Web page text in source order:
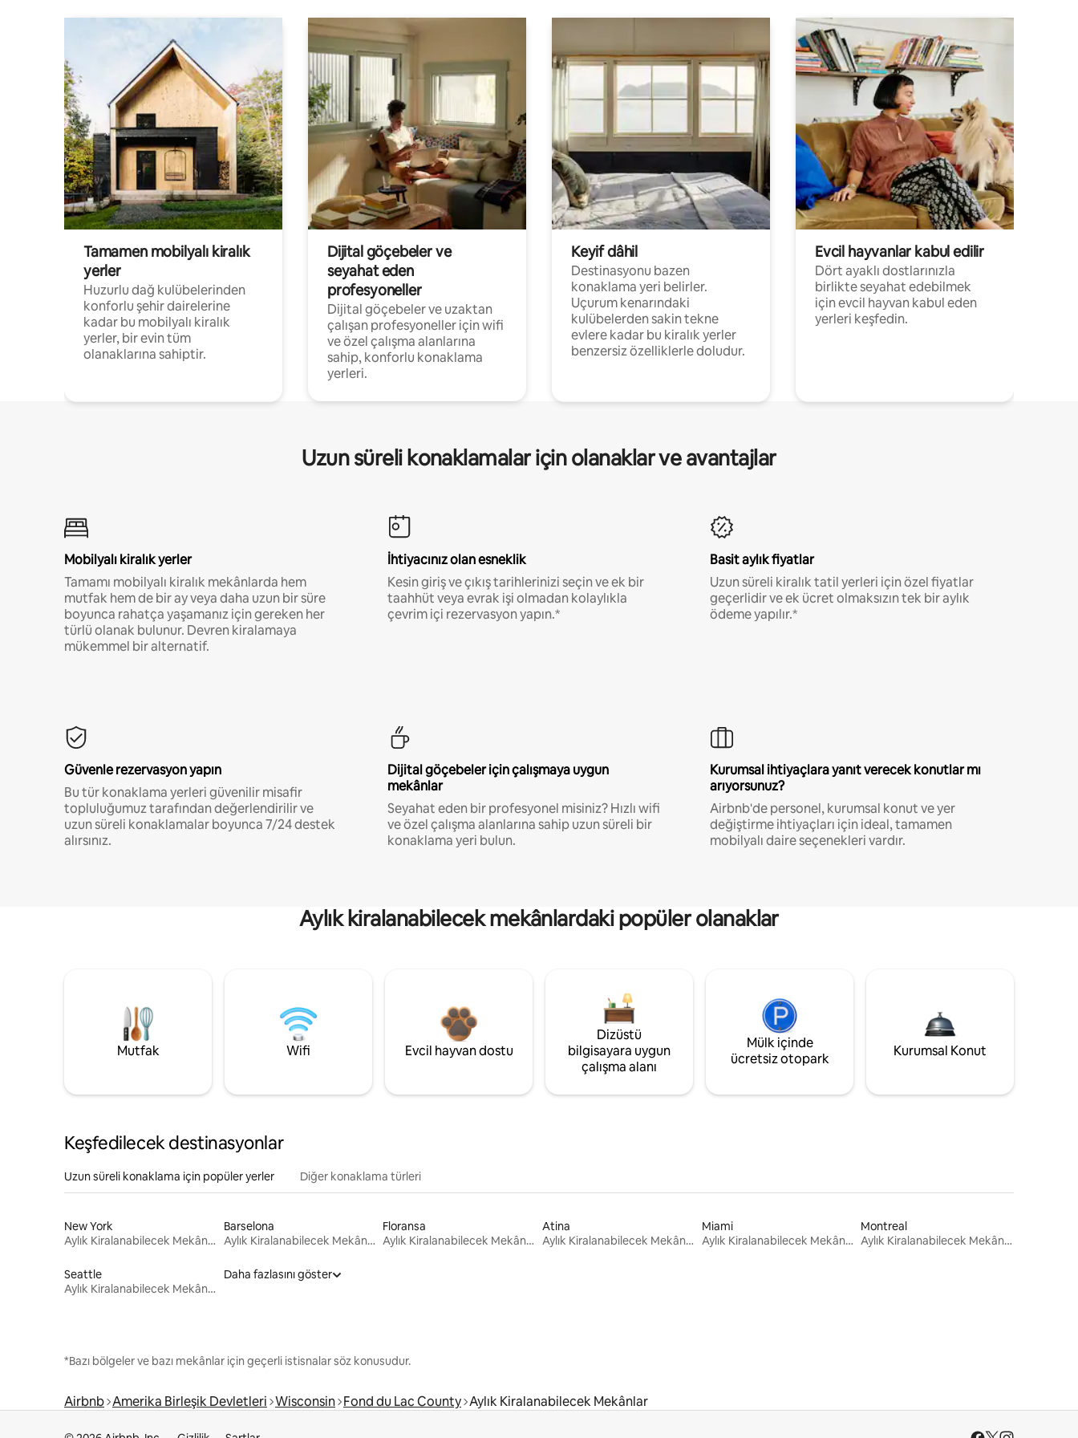
Tamamen mobilyalı kiralık
yerler
Huzurlu dağ kulübelerinden
konforlu şehir dairelerine
kadar bu mobilyalı kiralık
yerler, bir evin tüm
olanaklarına sahiptir.
Dijital göçebeler ve
seyahat eden
profesyoneller
Dijital göçebeler ve uzaktan
çalışan profesyoneller için wifi
ve özel çalışma alanlarına
sahip, konforlu konaklama
yerleri.
Keyif dâhil
Destinasyonu bazen
konaklama yeri belirler.
Uçurum kenarındaki
kulübelerden sakin tekne
evlere kadar bu kiralık yerler
benzersiz özelliklerle doludur.
Evcil hayvanlar kabul edilir
Dört ayaklı dostlarınızla
birlikte seyahat edebilmek
için evcil hayvan kabul eden
yerleri keşfedin.
Uzun süreli konaklamalar için olanaklar ve avantajlar
Mobilyalı kiralık yerler
Tamamı mobilyalı kiralık mekânlarda hem
mutfak hem de bir ay veya daha uzun bir süre
boyunca rahatça yaşamanız için gereken her
türlü olanak bulunur. Devren kiralamaya
mükemmel bir alternatif.
İhtiyacınız olan esneklik
Kesin giriş ve çıkış tarihlerinizi seçin ve ek bir
taahhüt veya evrak işi olmadan kolaylıkla
çevrim içi rezervasyon yapın.*
Basit aylık fiyatlar
Uzun süreli kiralık tatil yerleri için özel fiyatlar
geçerlidir ve ek ücret olmaksızın tek bir aylık
ödeme yapılır.*
Güvenle rezervasyon yapın
Bu tür konaklama yerleri güvenilir misafir
topluluğumuz tarafından değerlendirilir ve
uzun süreli konaklamalar boyunca 7/24 destek
alırsınız.
Dijital göçebeler için çalışmaya uygun
mekânlar
Seyahat eden bir profesyonel misiniz? Hızlı wifi
ve özel çalışma alanlarına sahip uzun süreli bir
konaklama yeri bulun.
Kurumsal ihtiyaçlara yanıt verecek konutlar mı
arıyorsunuz?
Airbnb'de personel, kurumsal konut ve yer
değiştirme ihtiyaçları için ideal, tamamen
mobilyalı daire seçenekleri vardır.
Aylık kiralanabilecek mekânlardaki popüler olanaklar
Mutfak Wifi Evcil hayvan dostu
Dizüstü
bilgisayara uygun
çalışma alanı
Mülk içinde
ücretsiz otopark
Kurumsal Konut
Keşfedilecek destinasyonlar
Uzun süreli konaklama için popüler yerler Diğer konaklama türleri
New York
Aylık Kiralanabilecek Mekânlar
Barselona
Aylık Kiralanabilecek Mekânlar
Floransa
Aylık Kiralanabilecek Mekânlar
Atina
Aylık Kiralanabilecek Mekânlar
Miami
Aylık Kiralanabilecek Mekânlar
Montreal
Aylık Kiralanabilecek Mekânlar
Seattle
Aylık Kiralanabilecek Mekânlar
Daha fazlasını göster
*Bazı bölgeler ve bazı mekânlar için geçerli istisnalar söz konusudur.
Airbnb Amerika Birleşik Devletleri Wisconsin Fond du Lac County Aylık Kiralanabilecek Mekânlar